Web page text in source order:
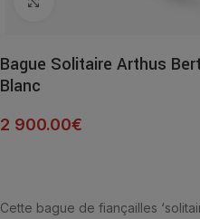
Bague Solitaire Arthus
Blanc
2 900.00€
Cette bague de fiançailles